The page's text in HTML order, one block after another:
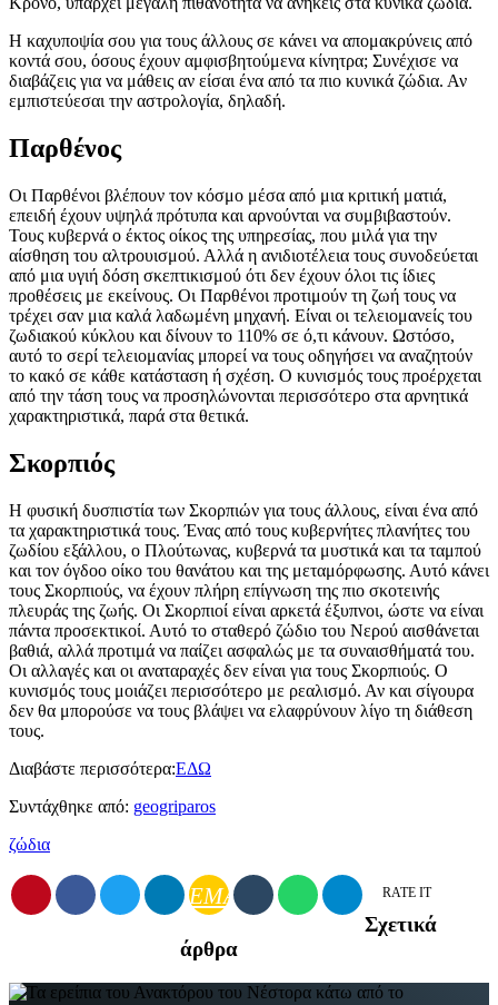
Η καχυποψία σου για τους άλλους σε κάνει να απομακρύνεις από
κοντά σου, όσους έχουν αμφισβητούμενα κίνητρα; Συνέχισε να
διαβάζεις για να μάθεις αν είσαι ένα από τα πιο κυνικά ζώδια. Αν
εμπιστεύεσαι την αστρολογία, δηλαδή.
Παρθένος
Οι Παρθένοι βλέπουν τον κόσμο μέσα από μια κριτική ματιά,
επειδή έχουν υψηλά πρότυπα και αρνούνται να συμβιβαστούν.
Τους κυβερνά ο έκτος οίκος της υπηρεσίας, που μιλά για την
αίσθηση του αλτρουισμού. Αλλά η ανιδιοτέλεια τους συνοδεύεται
από μια υγιή δόση σκεπτικισμού ότι δεν έχουν όλοι τις ίδιες
προθέσεις με εκείνους. Οι Παρθένοι προτιμούν τη ζωή τους να
τρέχει σαν μια καλά λαδωμένη μηχανή. Είναι οι τελειομανείς του
ζωδιακού κύκλου και δίνουν το 110% σε ό,τι κάνουν. Ωστόσο,
αυτό το σερί τελειομανίας μπορεί να τους οδηγήσει να αναζητούν
το κακό σε κάθε κατάσταση ή σχέση. Ο κυνισμός τους προέρχεται
από την τάση τους να προσηλώνονται περισσότερο στα αρνητικά
χαρακτηριστικά, παρά στα θετικά.
Σκορπιός
Η φυσική δυσπιστία των Σκορπιών για τους άλλους, είναι ένα από
τα χαρακτηριστικά τους. Ένας από τους κυβερνήτες πλανήτες του
ζωδίου εξάλλου, ο Πλούτωνας, κυβερνά τα μυστικά και τα ταμπού
και τον όγδοο οίκο του θανάτου και της μεταμόρφωσης. Αυτό κάνει
τους Σκορπιούς, να έχουν πλήρη επίγνωση της πιο σκοτεινής
πλευράς της ζωής. Οι Σκορπιοί είναι αρκετά έξυπνοι, ώστε να είναι
πάντα προσεκτικοί. Αυτό το σταθερό ζώδιο του Νερού αισθάνεται
βαθιά, αλλά προτιμά να παίζει ασφαλώς με τα συναισθήματά του.
Οι αλλαγές και οι αναταραχές δεν είναι για τους Σκορπιούς. Ο
κυνισμός τους μοιάζει περισσότερο με ρεαλισμό. Αν και σίγουρα
δεν θα μπορούσε να τους βλάψει να ελαφρύνουν λίγο τη διάθεση
τους.
Διαβάστε περισσότερα:ΕΔΩ
Συντάχθηκε από: geogriparos
ζώδια
EMAIL RATE IT
Σχετικά
άρθρα